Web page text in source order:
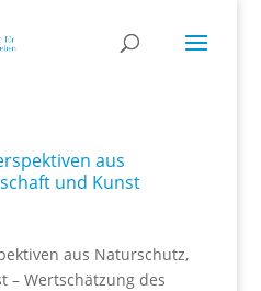
aus
und Kunst
aus Naturschutz,
– Wertschätzung des